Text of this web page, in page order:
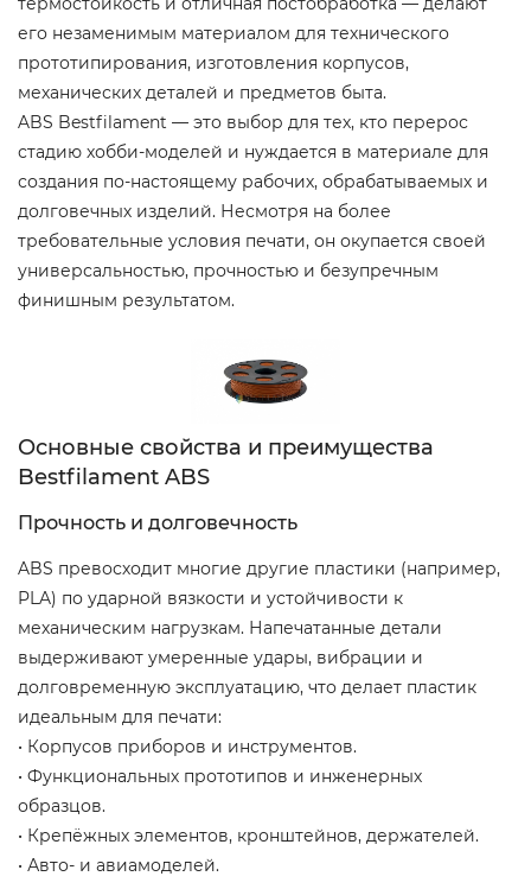
его незаменимым материалом для технического
прототипирования, изготовления корпусов,
механических деталей и предметов быта.
ABS Bestfilament — это выбор для тех, кто перерос
стадию хобби-моделей и нуждается в материале для
создания по-настоящему рабочих, обрабатываемых и
долговечных изделий. Несмотря на более
требовательные условия печати, он окупается своей
универсальностью, прочностью и безупречным
финишным результатом.
Основные свойства и преимущества
Bestfilament ABS
Прочность и долговечность
ABS превосходит многие другие пластики (например,
PLA) по ударной вязкости и устойчивости к
механическим нагрузкам. Напечатанные детали
выдерживают умеренные удары, вибрации и
долговременную эксплуатацию, что делает пластик
идеальным для печати:
• Корпусов приборов и инструментов.
• Функциональных прототипов и инженерных
образцов.
• Крепёжных элементов, кронштейнов, держателей.
• Авто- и авиамоделей.